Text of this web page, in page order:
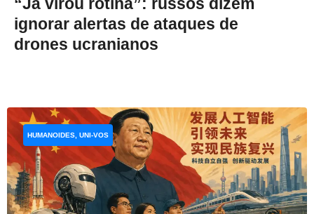
ignorar alertas de ataques de
drones ucranianos
HUMANOIDES, UNI-VOS